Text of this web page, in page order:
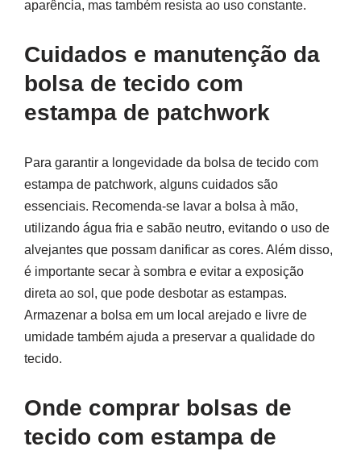
aparência, mas também resista ao uso constante.
Cuidados e manutenção da
bolsa de tecido com
estampa de patchwork
Para garantir a longevidade da bolsa de tecido com
estampa de patchwork, alguns cuidados são
essenciais. Recomenda-se lavar a bolsa à mão,
utilizando água fria e sabão neutro, evitando o uso de
alvejantes que possam danificar as cores. Além disso,
é importante secar à sombra e evitar a exposição
direta ao sol, que pode desbotar as estampas.
Armazenar a bolsa em um local arejado e livre de
umidade também ajuda a preservar a qualidade do
tecido.
Onde comprar bolsas de
tecido com estampa de